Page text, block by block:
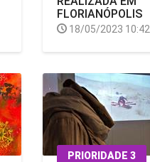
FLORIANÓPOLIS
18/05/2023 10:42
PRIORIDADE 3